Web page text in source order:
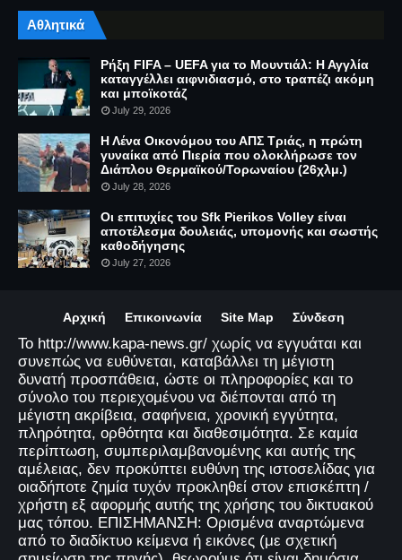
Αθλητικά
Ρήξη FIFA – UEFA για το Μουντιάλ: Η Αγγλία
καταγγέλλει αιφνιδιασμό, στο τραπέζι ακόμη
και μποϊκοτάζ
July 29, 2026
Η Λένα Οικονόμου του ΑΠΣ Τριάς, η πρώτη
γυναίκα από Πιερία που ολοκλήρωσε τον
Διάπλου Θερμαϊκού/Τορωναίου (26χλμ.)
July 28, 2026
Οι επιτυχίες του Sfk Pierikos Volley είναι
αποτέλεσμα δουλειάς, υπομονής και σωστής
καθοδήγησης
July 27, 2026
Αρχική Επικοινωνία Site Map Σύνδεση
Το http://www.kapa-news.gr/ χωρίς να εγγυάται και
συνεπώς να ευθύνεται, καταβάλλει τη μέγιστη
δυνατή προσπάθεια, ώστε οι πληροφορίες και το
σύνολο του περιεχομένου να διέπονται από τη
μέγιστη ακρίβεια, σαφήνεια, χρονική εγγύτητα,
πληρότητα, ορθότητα και διαθεσιμότητα. Σε καμία
περίπτωση, συμπεριλαμβανομένης και αυτής της
αμέλειας, δεν προκύπτει ευθύνη της ιστοσελίδας για
οιαδήποτε ζημία τυχόν προκληθεί στον επισκέπτη /
χρήστη εξ αφορμής αυτής της χρήσης του δικτυακού
μας τόπου. ΕΠΙΣΗΜΑΝΣΗ: Ορισμένα αναρτώμενα
από το διαδίκτυο κείμενα ή εικόνες (με σχετική